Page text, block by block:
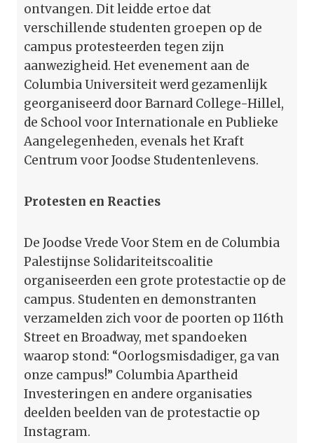
ontvangen. Dit leidde ertoe dat
verschillende studenten groepen op de
campus protesteerden tegen zijn
aanwezigheid. Het evenement aan de
Columbia Universiteit werd gezamenlijk
georganiseerd door Barnard College-Hillel,
de School voor Internationale en Publieke
Aangelegenheden, evenals het Kraft
Centrum voor Joodse Studentenlevens.
Protesten en Reacties
De Joodse Vrede Voor Stem en de Columbia
Palestijnse Solidariteitscoalitie
organiseerden een grote protestactie op de
campus. Studenten en demonstranten
verzamelden zich voor de poorten op 116th
Street en Broadway, met spandoeken
waarop stond: “Oorlogsmisdadiger, ga van
onze campus!” Columbia Apartheid
Investeringen en andere organisaties
deelden beelden van de protestactie op
Instagram.